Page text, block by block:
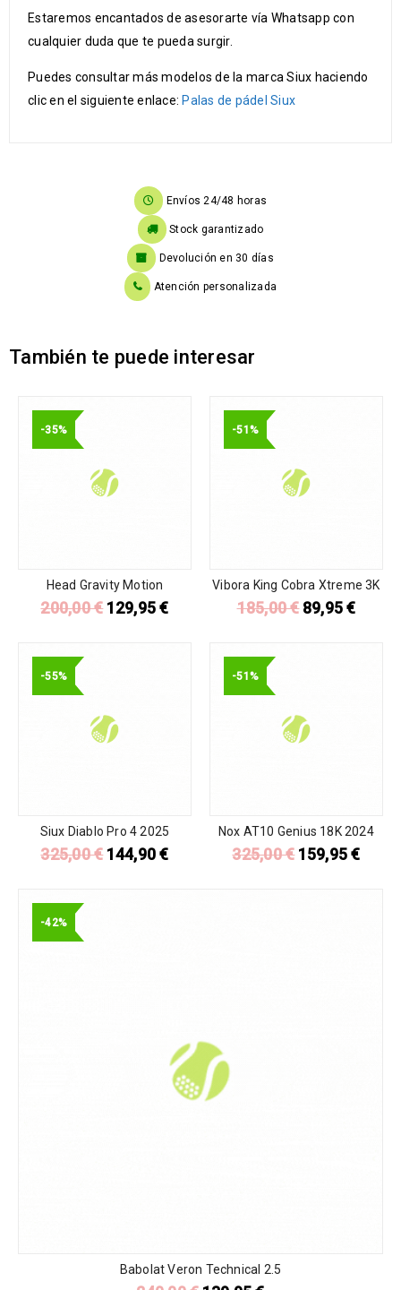
Estaremos encantados de asesorarte vía Whatsapp con
cualquier duda que te pueda surgir.
Puedes consultar más modelos de la marca Siux haciendo
clic en el siguiente enlace: Palas de pádel Siux
Envíos 24/48 horas
Stock garantizado
Devolución en 30 días
Atención personalizada
También te puede interesar
-35%
Head Gravity Motion
200,00€ 129,95€
-51%
Vibora King Cobra Xtreme 3K
185,00€ 89,95€
-55%
Siux Diablo Pro 4 2025
325,00€ 144,90€
-51%
Nox AT10 Genius 18K 2024
325,00€ 159,95€
-42%
Babolat Veron Technical 2.5